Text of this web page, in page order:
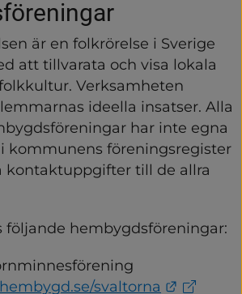
är en folkrörelse i Sverige
att tillvarata och visa lokala
Verksamheten
ideella insatser. Alla
har inte egna
kommunens föreningsregister
kontaktuppgifter till de allra
följande hembygdsföreningar:
svaltorna
Länk